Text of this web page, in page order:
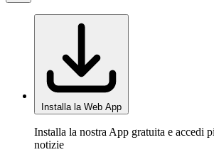
Installa la Web App
Installa la nostra App gratuita e accedi
notizie